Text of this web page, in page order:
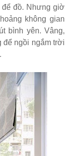
để đồ. Nhưng giờ
không gian
bình yên. Vâng,
để ngồi ngắm trời